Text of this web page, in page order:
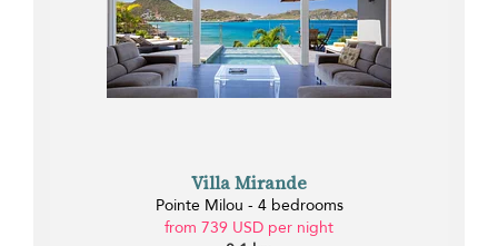
Villa Mirande
Pointe Milou - 4 bedrooms
from 739 USD per night